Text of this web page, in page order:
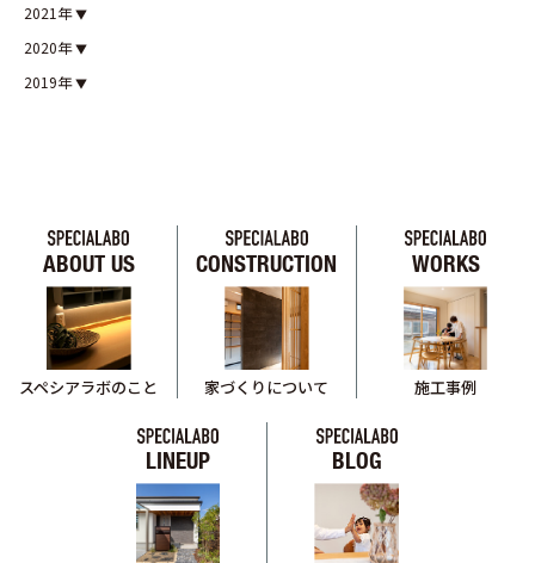
2021年
2020年
2019年
ABOUT US
スペシアラボのこと
CONSTRUCTION
家づくりについて
WORKS
施工事例
LINEUP BLOG